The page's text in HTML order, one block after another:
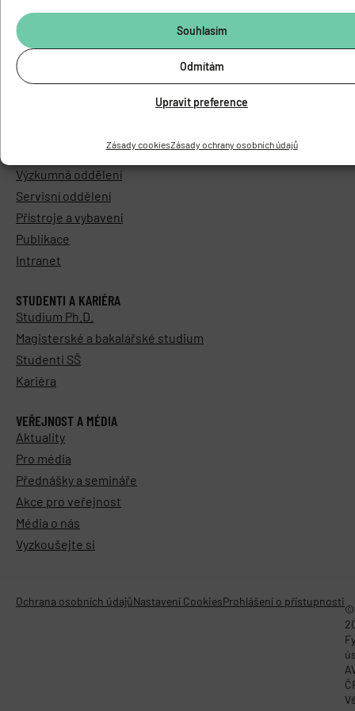
Souhlasím
Odmítám
Upravit preference
Zásady cookiesZásady ochrany osobních údajů
Časopis PhysRes
Povinně zveřejňované informace
Elektronická podatelna
Areál Biomed
Výzkumná oddělení
Servisní oddělení
Přístroje a vybavení
Publikace
Intranet
STUDENTI A KARIÉRA
Studium Ph.D.
Magisterské a bakalářské studium
Studenti SŠ
Kariéra
VEŘEJNOST A MÉDIA
Aktuality
Pro média
Přednášky a semináře
Akce pro veřejnost
Média o nás
Vyzkoušejte si
©
Ochrana osobních údajůNastavení CookiesProhlášení o přístupnosti